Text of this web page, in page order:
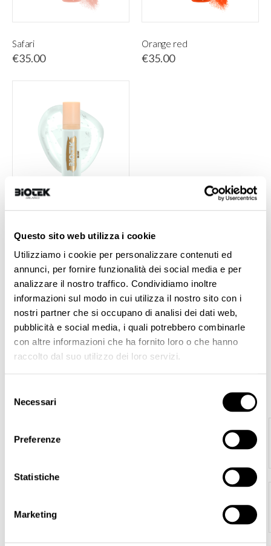
Questo sito web utilizza i cookie
Utilizziamo i cookie per personalizzare contenuti ed
annunci, per fornire funzionalità dei social media e per
analizzare il nostro traffico. Condividiamo inoltre
informazioni sul modo in cui utilizza il nostro sito con i
nostri partner che si occupano di analisi dei dati web,
pubblicità e social media, i quali potrebbero combinarle
con altre informazioni che ha fornito loro o che hanno
raccolto dal suo utilizzo dei loro servizi.
delNecessari
Preferenze
Statistiche
Marketing
Safari
€35.00
Orange red
€35.00
€29.00
SHOW
PRICE
FEATURED